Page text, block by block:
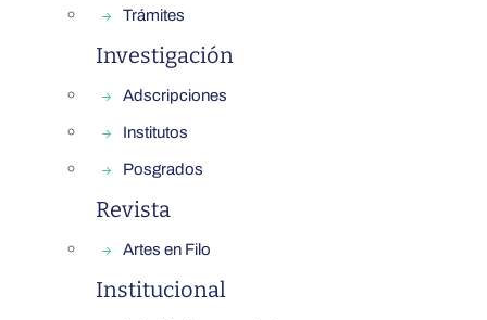
Trámites
Investigación
Adscripciones
Institutos
Posgrados
Revista
Artes en Filo
Institucional